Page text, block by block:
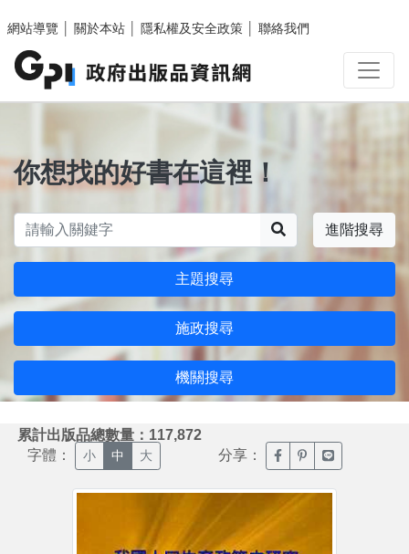
網站導覽
關於本站 隱私權及安全政策 聯絡我們
你想找的好書在這裡！
進階搜尋
主題搜尋
施政搜尋
機關搜尋
累計出版品總數量：117,872
字體： 小 中 大 分享： 臉書分享(另開新視窗)
噗浪分享(另開新
Line分享(另